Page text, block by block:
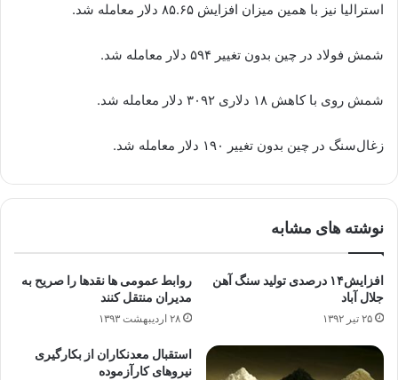
استرالیا نیز با همین میزان افزایش ۸۵.۶۵ دلار معامله شد.
شمش فولاد در چین بدون تغییر ۵۹۴ دلار معامله شد.
شمش روی با کاهش ۱۸ دلاری ۳۰۹۲ دلار معامله شد.
زغال‌سنگ در چین بدون تغییر ۱۹۰ دلار معامله شد.
نوشته های مشابه
افزایش۱۴ درصدی تولید سنگ آهن
جلال آباد
۲۵ تیر ۱۳۹۲
روابط عمومی ها نقدها را صریح به
مدیران منتقل کنند
۲۸ اردیبهشت ۱۳۹۳
استقبال معدنکاران از بکارگیری
نیروهای کارآزموده